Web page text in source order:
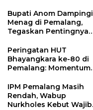
Petarukan
Bupati Anom Dampingi
Menag di Pemalang,
Tegaskan Pentingnya
Nikah
Peringatan HUT
Bhayangkara ke-80 di
Pemalang: Momentum
Kamtibmas
IPM Pemalang Masih
Rendah, Wabup
Nurkholes Kebut Wajib